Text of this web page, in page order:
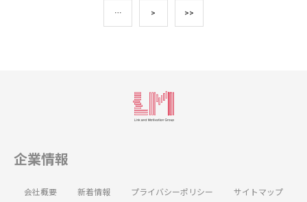
… > >>
企業情報
会社概要 新着情報 プライバシーポリシー サイトマップ